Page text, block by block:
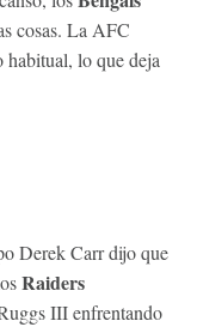
cosas. La AFC
habitual, lo que deja
Derek Carr dijo que
Raiders
III enfrentando